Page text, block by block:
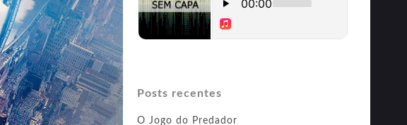
Posts recentes
O Jogo do Predador